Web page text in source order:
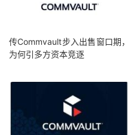
传Commvault步入出售窗口期，
为何引多方资本竞逐